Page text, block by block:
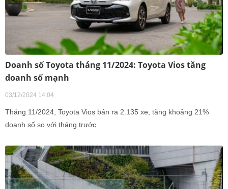
Doanh số Toyota tháng 11/2024: Toyota Vios tăng
doanh số mạnh
03/12/2024 14:04
Tháng 11/2024, Toyota Vios bán ra 2.135 xe, tăng khoảng 21%
doanh số so với tháng trước.